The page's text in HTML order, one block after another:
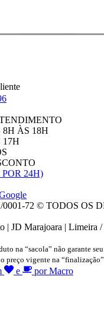
ÀS 18H
17H
POR 24H)
0001-72 © TODOS OS
| JD Marajoara | Limeira
na “sacola” não garante
preço vigente na “finalização”
e por Macro